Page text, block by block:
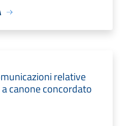
relative
canone concordato